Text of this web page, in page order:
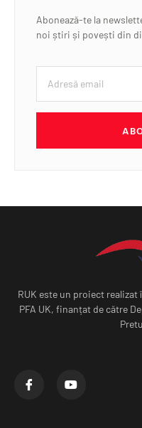
Abonează-te la
noi știri și povești din
RUK este un proiect realizat
PFA UK, finanțat de către